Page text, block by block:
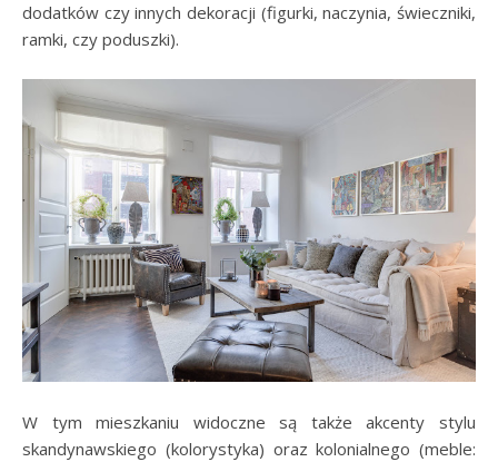
dodatków czy innych dekoracji (figurki, naczynia, świeczniki,
ramki, czy poduszki).
W tym mieszkaniu widoczne są także akcenty stylu
skandynawskiego (kolorystyka) oraz kolonialnego (meble: